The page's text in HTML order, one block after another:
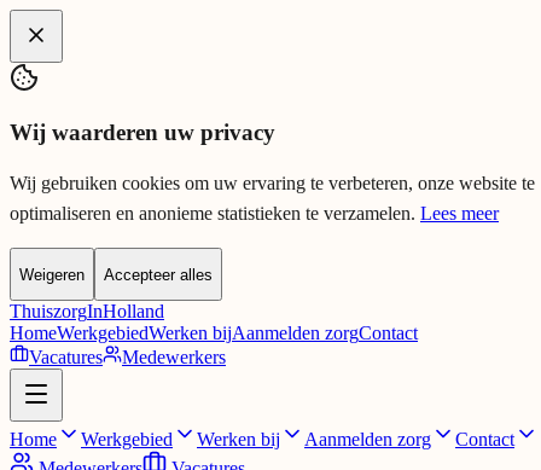
Spring naar hoofdinhoud
Wij waarderen uw privacy
Wij gebruiken cookies om uw ervaring te verbeteren, onze website te
optimaliseren en anonieme statistieken te verzamelen. Lees meer
Weigeren Accepteer alles
ThuiszorgInHolland
HomeWerkgebiedWerken bijAanmelden zorgContact
Vacatures
Medewerkers
Home Werkgebied Werken bij Aanmelden zorg
Contact